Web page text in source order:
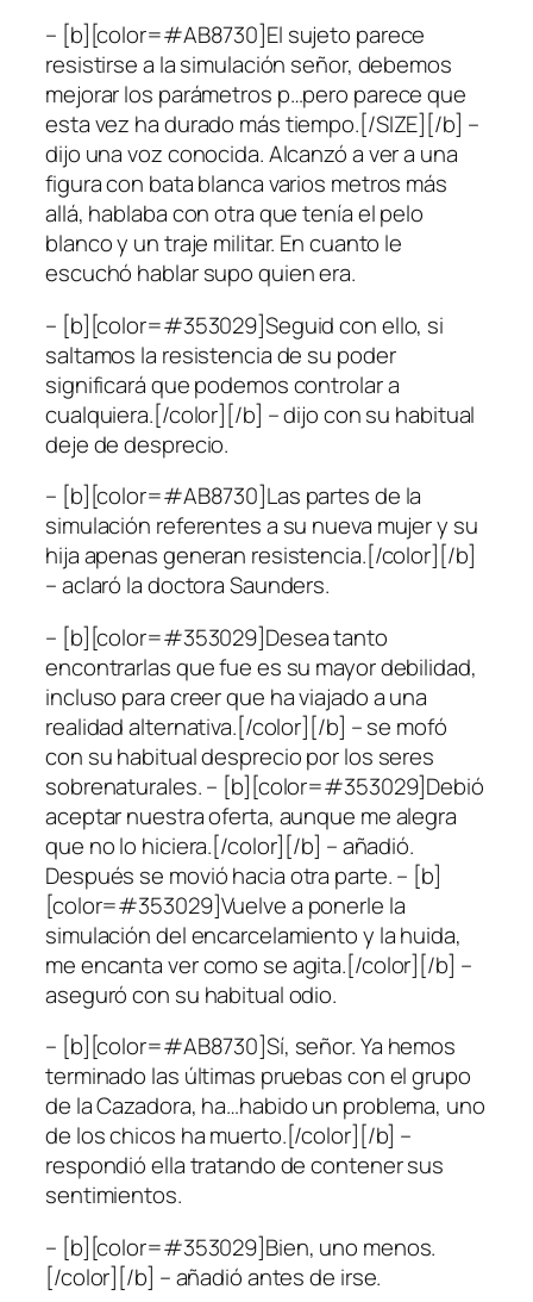
– [b][color=#AB8730]El sujeto parece
resistirse a la simulación señor, debemos
mejorar los parámetros p…pero parece que
esta vez ha durado más tiempo.[/SIZE][/b] –
dijo una voz conocida. Alcanzó a ver a una
figura con bata blanca varios metros más
allá, hablaba con otra que tenía el pelo
blanco y un traje militar. En cuanto le
escuchó hablar supo quien era.
– [b][color=#353029]Seguid con ello, si
saltamos la resistencia de su poder
significará que podemos controlar a
cualquiera.[/color][/b] – dijo con su habitual
deje de desprecio.
– [b][color=#AB8730]Las partes de la
simulación referentes a su nueva mujer y su
hija apenas generan resistencia.[/color][/b]
– aclaró la doctora Saunders.
– [b][color=#353029]Desea tanto
encontrarlas que fue es su mayor debilidad,
incluso para creer que ha viajado a una
realidad alternativa.[/color][/b] – se mofó
con su habitual desprecio por los seres
sobrenaturales. – [b][color=#353029]Debió
aceptar nuestra oferta, aunque me alegra
que no lo hiciera.[/color][/b] – añadió.
Después se movió hacia otra parte. – [b]
[color=#353029]Vuelve a ponerle la
simulación del encarcelamiento y la huida,
me encanta ver como se agita.[/color][/b] –
aseguró con su habitual odio.
– [b][color=#AB8730]Sí, señor. Ya hemos
terminado las últimas pruebas con el grupo
de la Cazadora, ha…habido un problema, uno
de los chicos ha muerto.[/color][/b] –
respondió ella tratando de contener sus
sentimientos.
– [b][color=#353029]Bien, uno menos.
[/color][/b] – añadió antes de irse.